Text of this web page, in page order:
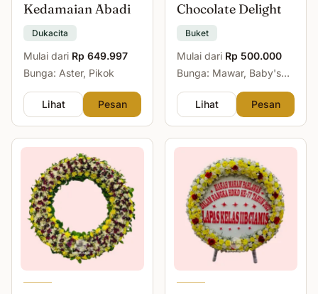
Kedamaian Abadi
Dukacita
Mulai dari Rp 649.997
Bunga: Aster, Pikok
Lihat Pesan
Chocolate Delight
Buket
Mulai dari Rp 500.000
Bunga: Mawar, Baby's
Lihat
Pesan